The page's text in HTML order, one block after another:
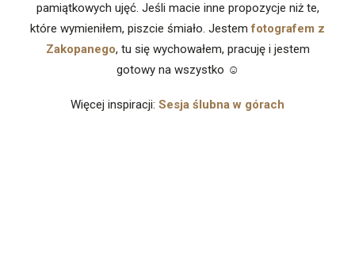
pamiątkowych ujęć. Jeśli macie inne propozycje niż te,
które wymieniłem, piszcie śmiało. Jestemfotografem z
Zakopanego, tu się wychowałem, pracuję i jestem
gotowy na wszystko ☺
Więcej inspiracji: Sesja ślubna w górach